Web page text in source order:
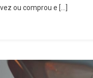
ou comprou e […]